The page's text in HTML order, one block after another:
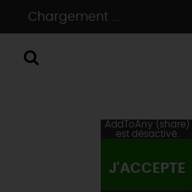
Chargement ...
AddToAny (share)
est désactivé.
J'ACCEPTE